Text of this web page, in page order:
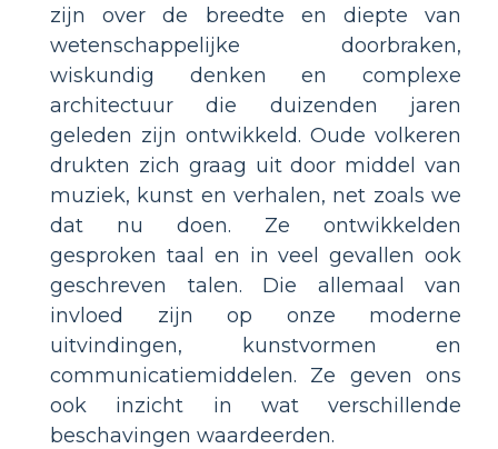
zijn over de breedte en diepte van
wetenschappelijke doorbraken,
wiskundig denken en complexe
architectuur die duizenden jaren
geleden zijn ontwikkeld. Oude volkeren
drukten zich graag uit door middel van
muziek, kunst en verhalen, net zoals we
dat nu doen. Ze ontwikkelden
gesproken taal en in veel gevallen ook
geschreven talen. Die allemaal van
invloed zijn op onze moderne
uitvindingen, kunstvormen en
communicatiemiddelen. Ze geven ons
ook inzicht in wat verschillende
beschavingen waardeerden.